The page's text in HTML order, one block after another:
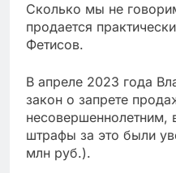
Сколько мы не
продается
Фетисов.
В апреле 2023 года
закон о запрете
несовершеннолетним,
штрафы за это были
млн руб.).